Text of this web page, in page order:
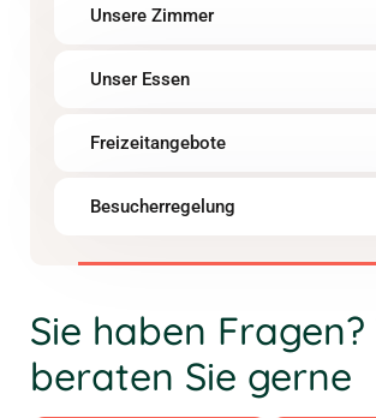
Unsere Zimmer
Unser Essen
Freizeitangebote
Besucherregelung
Sie haben
beraten Sie gerne